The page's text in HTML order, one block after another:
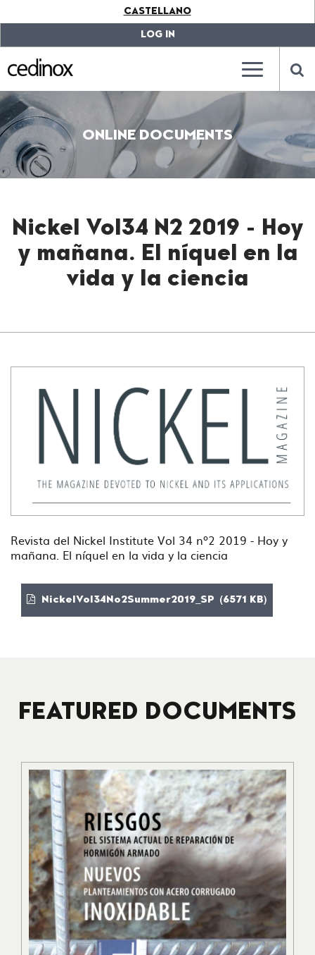
label.access.jump.content???
???
label.access.jump.header???
label.access.jump.footer???
???
label.access.jump.menu???
CASTELLANO
LOG IN
???
???
ONLINE DOCUMENTS
Nickel Vol34 N2 2019 - Hoy
y mañana. El níquel en la
vida y la ciencia
Revista del Nickel Institute Vol 34 nº2 2019 - Hoy y
mañana. El níquel en la vida y la ciencia
NickelVol34No2Summer2019_SP (6571 KB)
FEATURED DOCUMENTS